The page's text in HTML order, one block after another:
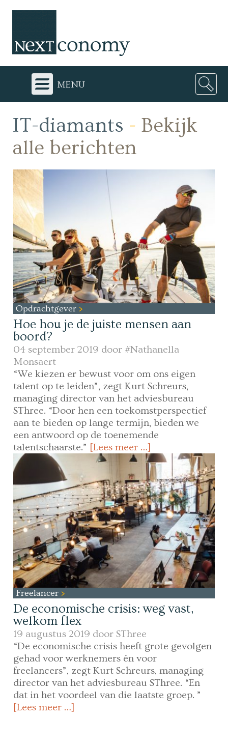
menu
IT-diamants - Bekijk
alle berichten
Opdrachtgever
Hoe hou je de juiste mensen aan
boord?
04 september 2019 door #Nathanella
Monsaert
“We kiezen er bewust voor om ons eigen
talent op te leiden”, zegt Kurt Schreurs,
managing director van het adviesbureau
SThree. “Door hen een toekomstperspectief
aan te bieden op lange termijn, bieden we
een antwoord op de toenemende
talentschaarste.” [Lees meer …]
Freelancer
De economische crisis: weg vast,
welkom flex
19 augustus 2019 doorSThree
“De economische crisis heeft grote gevolgen
gehad voor werknemers én voor
freelancers”, zegt Kurt Schreurs, managing
director van het adviesbureau SThree. “En
dat in het voordeel van die laatste groep. ”
[Lees meer …]